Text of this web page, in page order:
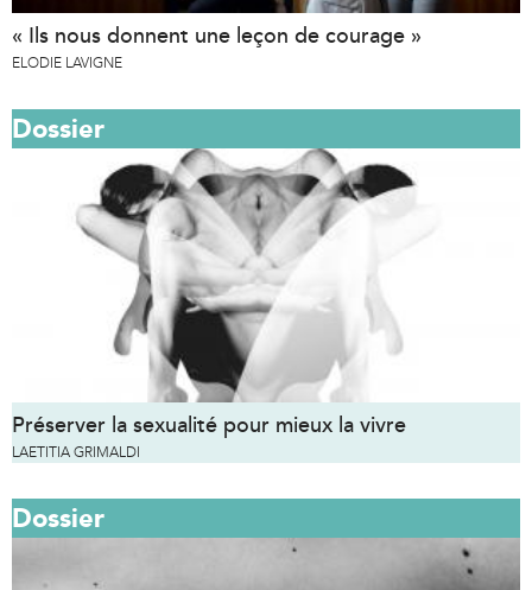
« Ils nous donnent une leçon de courage »
ELODIE LAVIGNE
Dossier
Préserver la sexualité pour mieux la vivre
LAETITIA GRIMALDI
Dossier